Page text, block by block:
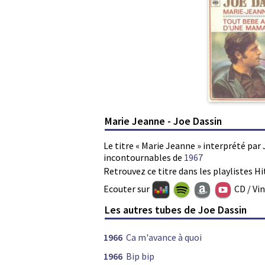
Marie Jeanne - Joe Dassin
Le titre « Marie Jeanne » interprété
incontournables de 1967
Retrouvez ce titre dans les playlistes
Ecouter sur
CD /
Les autres tubes de Joe Dassin
1966 Ca m'avance à quoi
1966 Bip bip